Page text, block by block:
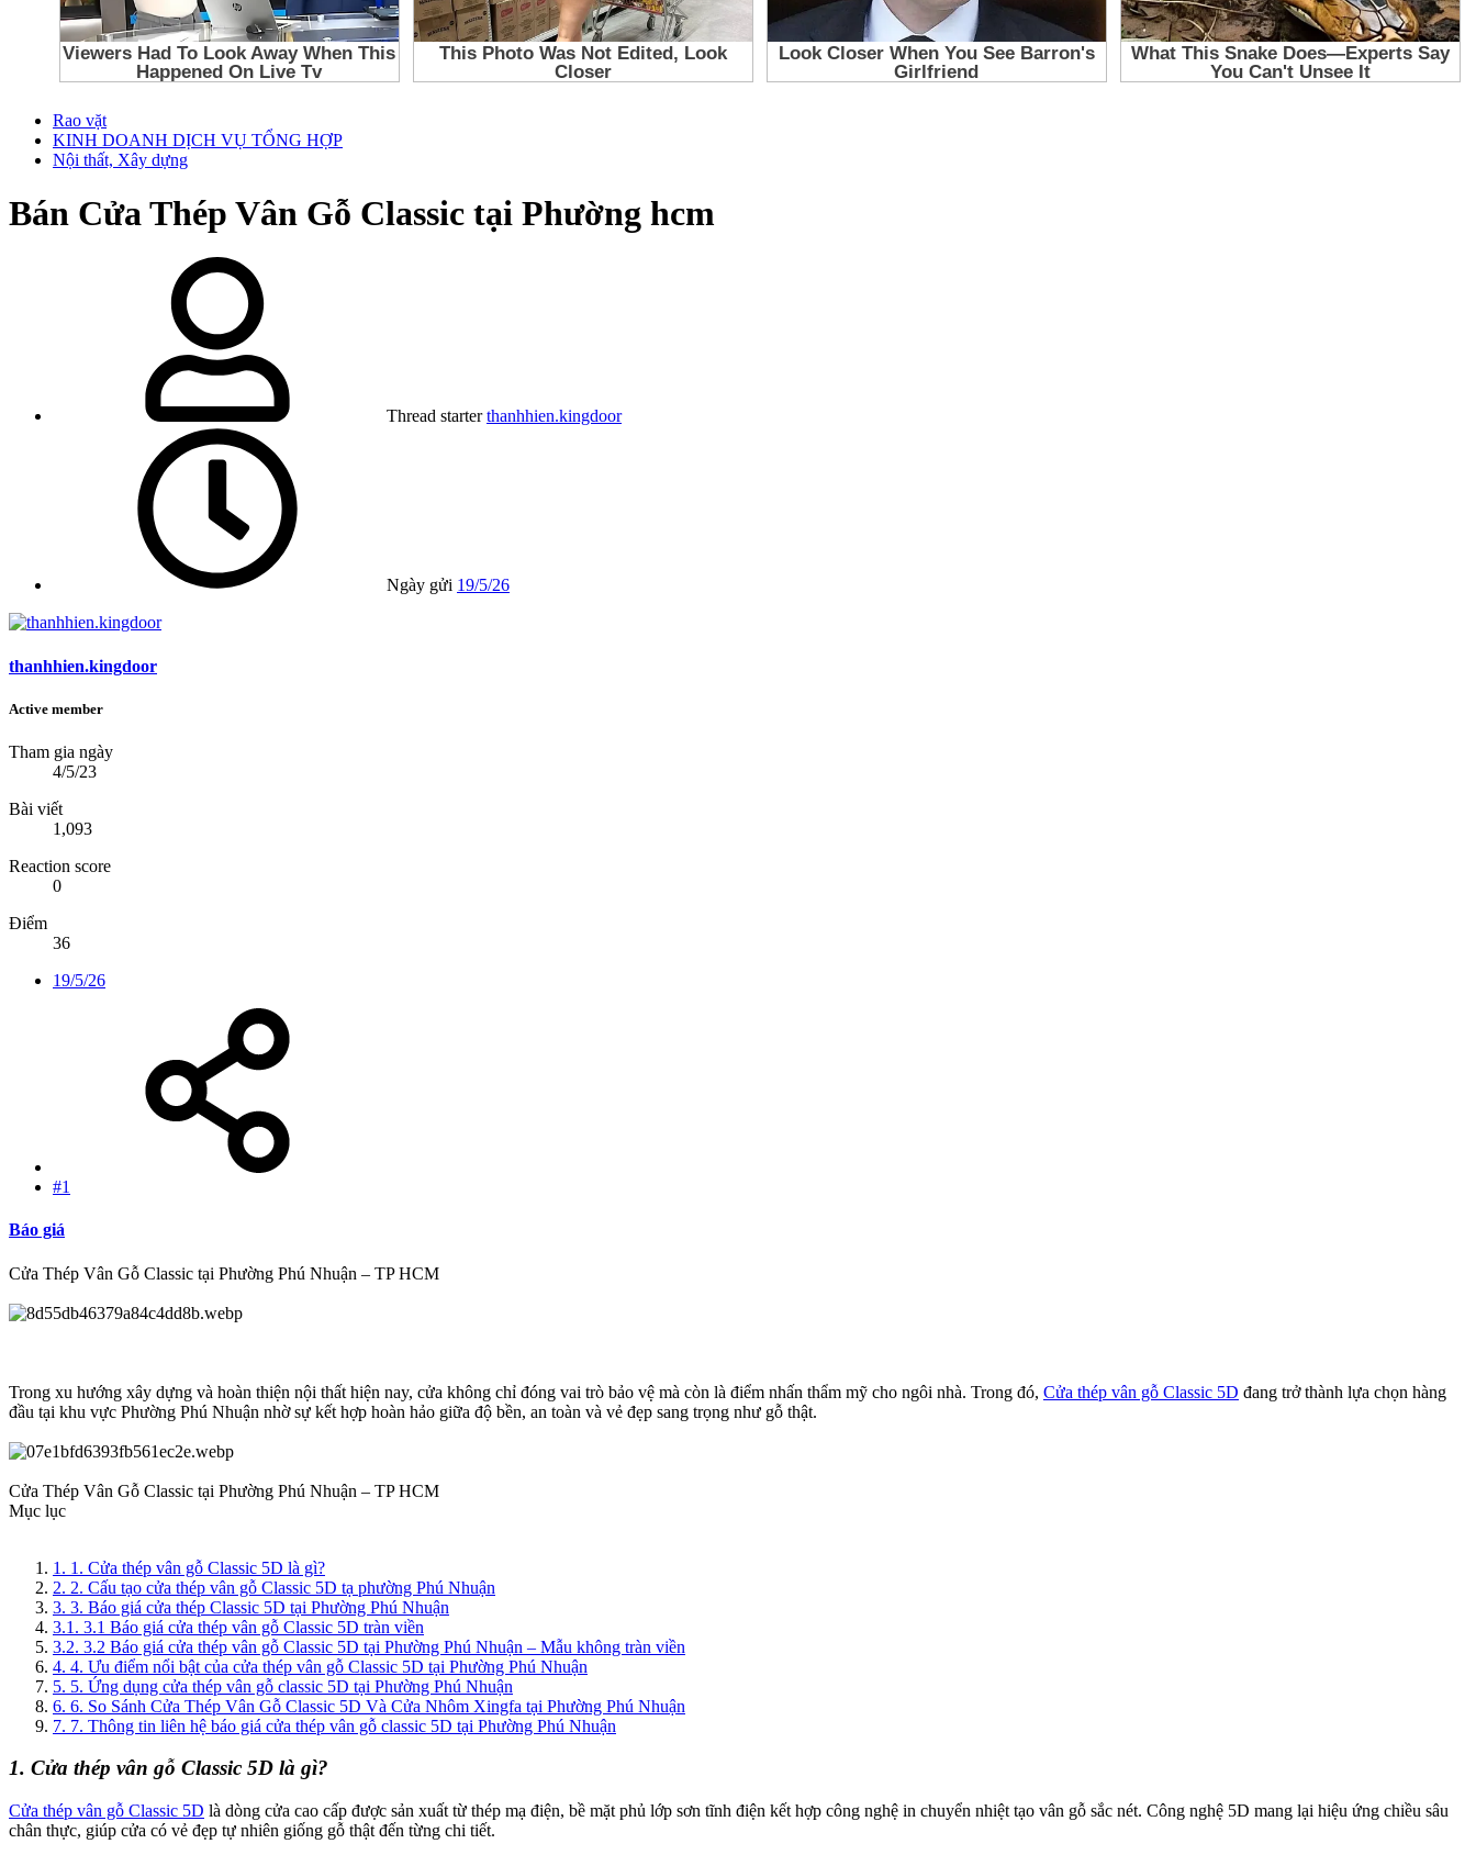
Rao vặt
KINH DOANH DỊCH VỤ TỔNG HỢP
Nội thất, Xây dựng
Bán Cửa Thép Vân Gỗ Classic tại Phường hcm
Thread starter thanhhien.kingdoor
Ngày gửi 19/5/26
thanhhien.kingdoor
Active member
Tham gia ngày
4/5/23
Bài viết
1,093
Reaction score
0
Điểm
36
19/5/26
#1
Báo giá
Cửa Thép Vân Gỗ Classic tại Phường Phú Nhuận – TP HCM
Trong xu hướng xây dựng và hoàn thiện nội thất hiện nay, cửa không chỉ đóng vai trò bảo vệ mà còn là điểm nhấn thẩm mỹ cho ngôi nhà. Trong đó, Cửa thép vân gỗ Classic 5D đang trở thành lựa chọn hàng
đầu tại khu vực Phường Phú Nhuận nhờ sự kết hợp hoàn hảo giữa độ bền, an toàn và vẻ đẹp sang trọng như gỗ thật.
Cửa Thép Vân Gỗ Classic tại Phường Phú Nhuận – TP HCM
Mục lục
1. 1. Cửa thép vân gỗ Classic 5D là gì?
2. 2. Cấu tạo cửa thép vân gỗ Classic 5D tạ phường Phú Nhuận
3. 3. Báo giá cửa thép Classic 5D tại Phường Phú Nhuận
3.1. 3.1 Báo giá cửa thép vân gỗ Classic 5D tràn viền
3.2. 3.2 Báo giá cửa thép vân gỗ Classic 5D tại Phường Phú Nhuận – Mẫu không tràn viền
4. 4. Ưu điểm nổi bật của cửa thép vân gỗ Classic 5D tại Phường Phú Nhuận
5. 5. Ứng dụng cửa thép vân gỗ classic 5D tại Phường Phú Nhuận
6. 6. So Sánh Cửa Thép Vân Gỗ Classic 5D Và Cửa Nhôm Xingfa tại Phường Phú Nhuận
7. 7. Thông tin liên hệ báo giá cửa thép vân gỗ classic 5D tại Phường Phú Nhuận
1. Cửa thép vân gỗ Classic 5D là gì?
Cửa thép vân gỗ Classic 5D là dòng cửa cao cấp được sản xuất từ thép mạ điện, bề mặt phủ lớp sơn tĩnh điện kết hợp công nghệ in chuyển nhiệt tạo vân gỗ sắc nét. Công nghệ 5D mang lại hiệu ứng chiều sâu
chân thực, giúp cửa có vẻ đẹp tự nhiên giống gỗ thật đến từng chi tiết.